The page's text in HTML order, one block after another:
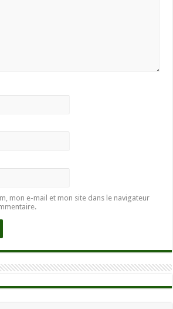
mon e-mail et mon site dans le navigateur